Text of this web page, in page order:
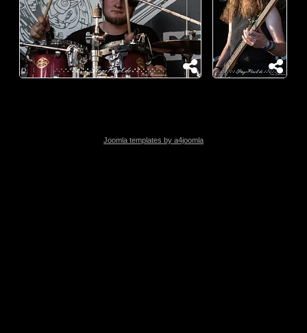
Joomla templates by a4joomla